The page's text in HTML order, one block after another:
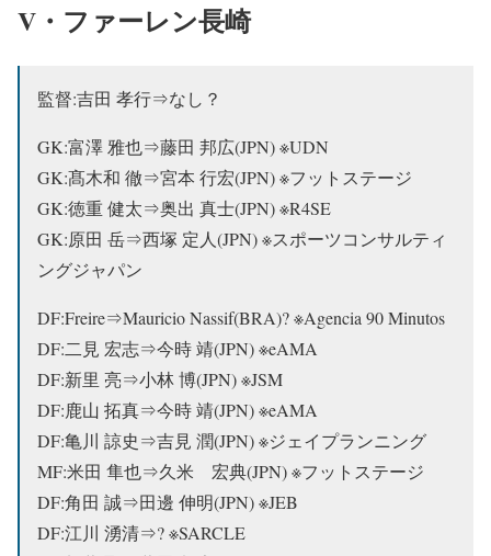
V・ファーレン長崎
監督:吉田 孝行⇒なし？
GK:富澤 雅也⇒藤田 邦広(JPN) ※UDN
GK:髙木和 徹⇒宮本 行宏(JPN) ※フットステージ
GK:徳重 健太⇒奥出 真士(JPN) ※R4SE
GK:原田 岳⇒西塚 定人(JPN) ※スポーツコンサルティ
ングジャパン
DF:Freire⇒Mauricio Nassif(BRA)? ※Agencia 90 Minutos
DF:二見 宏志⇒今時 靖(JPN) ※eAMA
DF:新里 亮⇒小林 博(JPN) ※JSM
DF:鹿山 拓真⇒今時 靖(JPN) ※eAMA
DF:亀川 諒史⇒吉見 潤(JPN) ※ジェイプランニング
MF:米田 隼也⇒久米 宏典(JPN) ※フットステージ
DF:角田 誠⇒田邊 伸明(JPN) ※JEB
DF:江川 湧清⇒? ※SARCLE